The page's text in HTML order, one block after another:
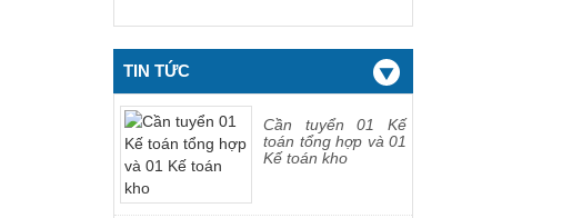
TIN TỨC
Cần tuyển 01 Kế
toán tổng hợp và 01
Kế toán kho